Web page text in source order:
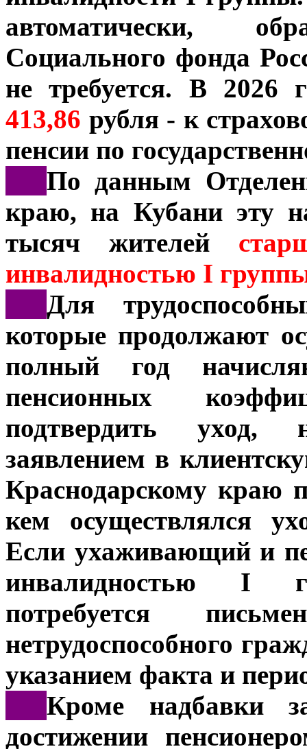
автоматически,
Социального фонда
не требуется. В 2026
413,86 рубля - к
пенсии по
По данным
краю, на Кубани эту
тысяч жителей
инвалидностью I
Для
которые продолжают
полный год
пенсионных
подтвердить уход,
заявлением в
Краснодарскому краю
кем осуществлялся
Если ухаживающий и
инвалидностью I
потребуется
нетрудоспособного
указанием факта и
Кроме надбавки
достижении